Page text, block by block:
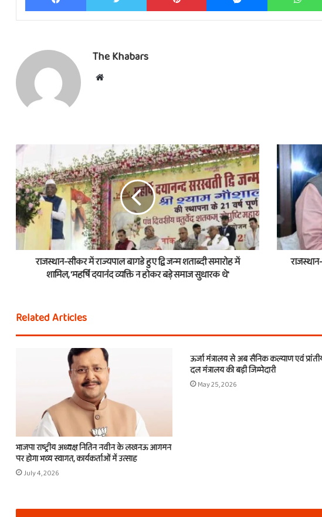
The Khabars
Website
राजस्थान-सीकर में राज्यपाल बागडे हुए द्वि जन्म शताब्दी समारोह में
शामिल, 'महर्षि दयानंद व्यक्ति न होकर बड़े समाज सुधारक थे'
Related Articles
भाजपा राष्ट्रीय अध्यक्ष नितिन नवीन के लखनऊ आगमन
पर होगा भव्य स्वागत, कार्यकर्ताओं में उत्साह
July 4, 2026
ऊर्जा मंत्रालय से अब सैनिक कल्याण एवं
दल मंत्रालय की बड़ी जिम्मेदारी
May 25, 2026